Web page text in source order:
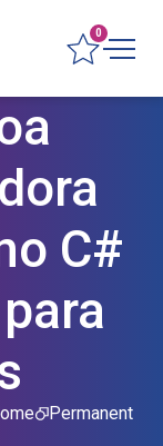
0
C#
Permanent